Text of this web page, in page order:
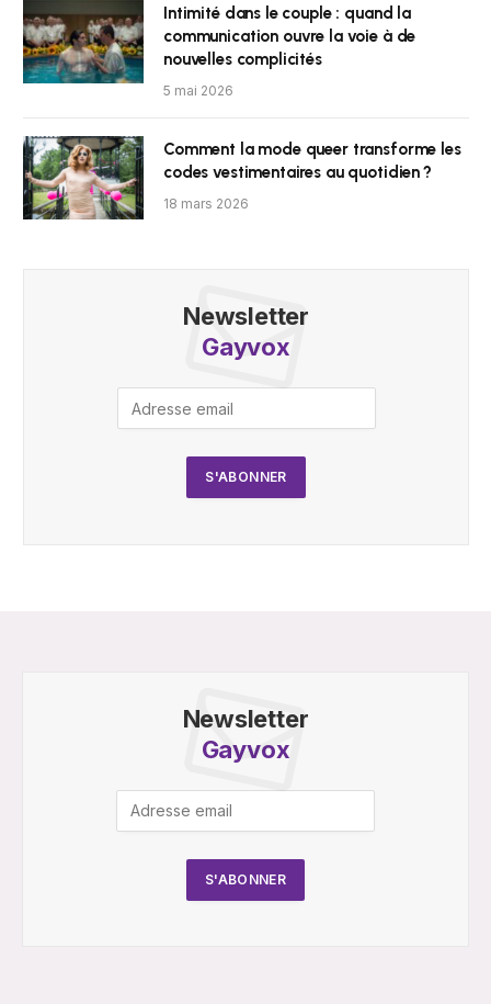
Intimité dans le couple : quand la
communication ouvre la voie à de
nouvelles complicités
5 mai 2026
Comment la mode queer transforme les
codes vestimentaires au quotidien ?
18 mars 2026
Newsletter
Gayvox
Newsletter
Gayvox